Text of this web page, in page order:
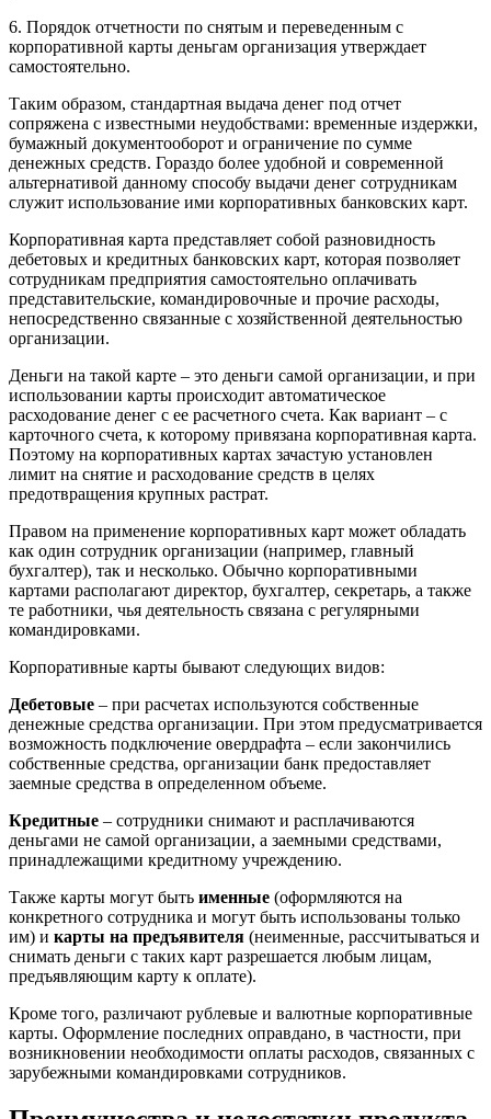
6. Порядок отчетности по снятым и переведенным с
корпоративной карты деньгам организация утверждает
самостоятельно.
Таким образом, стандартная выдача денег под отчет
сопряжена с известными неудобствами: временные издержки,
бумажный документооборот и ограничение по сумме
денежных средств. Гораздо более удобной и современной
альтернативой данному способу выдачи денег сотрудникам
служит использование ими корпоративных банковских карт.
Корпоративная карта представляет собой разновидность
дебетовых и кредитных банковских карт, которая позволяет
сотрудникам предприятия самостоятельно оплачивать
представительские, командировочные и прочие расходы,
непосредственно связанные с хозяйственной деятельностью
организации.
Деньги на такой карте – это деньги самой организации, и при
использовании карты происходит автоматическое
расходование денег с ее расчетного счета. Как вариант – с
карточного счета, к которому привязана корпоративная карта.
Поэтому на корпоративных картах зачастую установлен
лимит на снятие и расходование средств в целях
предотвращения крупных растрат.
Правом на применение корпоративных карт может обладать
как один сотрудник организации (например, главный
бухгалтер), так и несколько. Обычно корпоративными
картами располагают директор, бухгалтер, секретарь, а также
те работники, чья деятельность связана с регулярными
командировками.
Корпоративные карты бывают следующих видов:
Дебетовые – при расчетах используются собственные
денежные средства организации. При этом предусматривается
возможность подключение овердрафта – если закончились
собственные средства, организации банк предоставляет
заемные средства в определенном объеме.
Кредитные – сотрудники снимают и расплачиваются
деньгами не самой организации, а заемными средствами,
принадлежащими кредитному учреждению.
Также карты могут быть именные (оформляются на
конкретного сотрудника и могут быть использованы только
им) и карты на предъявителя (неименные, рассчитываться и
снимать деньги с таких карт разрешается любым лицам,
предъявляющим карту к оплате).
Кроме того, различают рублевые и валютные корпоративные
карты. Оформление последних оправдано, в частности, при
возникновении необходимости оплаты расходов, связанных с
зарубежными командировками сотрудников.